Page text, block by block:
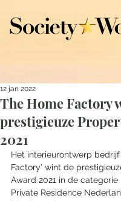
The Home Factory
prestigieuze
2021
12 jan 2022
Het interieurontwerp bedrijf
Factory’ wint de
Award 2021 in de categorie
Private Residence